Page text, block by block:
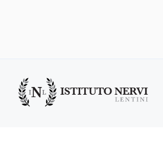
contenuto